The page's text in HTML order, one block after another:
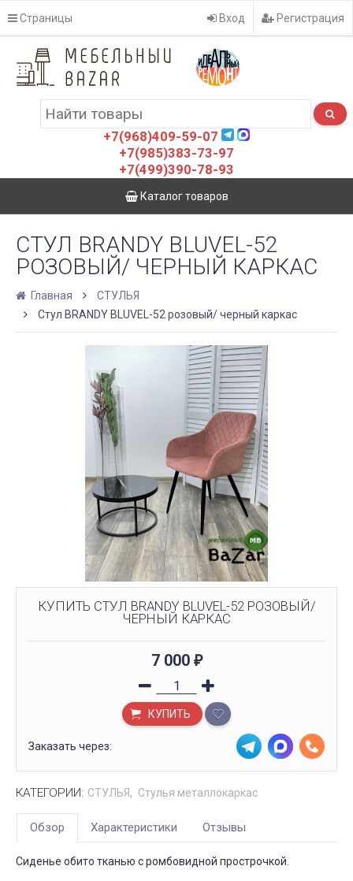
Страницы Вход Регистрация
+7(968)409-59-07
+7(985)383-73-97
+7(499)390-78-93
Каталог товаров
СТУЛ BRANDY BLUVEL-52
РОЗОВЫЙ/ ЧЕРНЫЙ КАРКАС
Главная
СТУЛЬЯ
Стул BRANDY BLUVEL-52 розовый/ черный каркас
КУПИТЬ СТУЛ BRANDY BLUVEL-52 РОЗОВЫЙ/
ЧЕРНЫЙ КАРКАС
7 000 ₽
КУПИТЬ
Заказать через:
КАТЕГОРИИ: СТУЛЬЯ Стулья металлокаркас
Обзор Характеристики Отзывы
Сиденье обито тканью с ромбовидной прострочкой.